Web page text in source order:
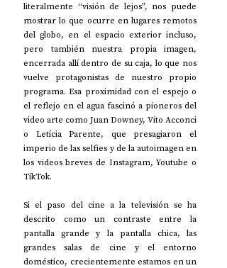
literalmente “visión de lejos”, nos puede
mostrar lo que ocurre en lugares remotos
del globo, en el espacio exterior incluso,
pero también nuestra propia imagen,
encerrada allí dentro de su caja, lo que nos
vuelve protagonistas de nuestro propio
programa. Esa proximidad con el espejo o
el reflejo en el agua fascinó a pioneros del
video arte como Juan Downey, Vito Acconci
o Letícia Parente, que presagiaron el
imperio de las selfies y de la autoimagen en
los videos breves de Instagram, Youtube o
TikTok.
Si el paso del cine a la televisión se ha
descrito como un contraste entre la
pantalla grande y la pantalla chica, las
grandes salas de cine y el entorno
doméstico, crecientemente estamos en un